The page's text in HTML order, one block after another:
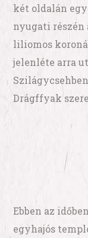
két oldalán
nyugati részén
liliomos
jelenléte arra
Drágffyak
Ebben az
egyhajós